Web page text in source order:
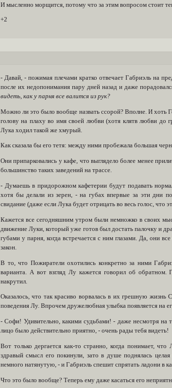
И мысленно морщится, потому что за этим вопросом стоит
+2
- Давай, - пожимая плечами кратко отвечает Габриэль на
после их недопонимания пару дней назад и даже
видеть, как у парня все валится из рук?
Можно ли это было вообще назвать ссорой? Вполне. И хоть
голову на плаху во имя своей любви (хотя клятв любви до
Лука ходил такой же хмурый.
Как сказала бы его тетя: между ними пробежала большая
Они припарковались у кафе, что выглядело более менее
большинство таких заведений на трассе.
- Думаешь в придорожном кафетерии будут подавать
хотя бы делали из зерен, - на губах впервые за эти дни
свидание (даже если Лука будет отрицать во весь голос, что
Кажется все сегодняшним утром были немножко в своих
движение Луки, который уже готов был достать палочку и
губами у парня, когда встречается с ним глазами. Да, они
закон.
В то, что Пожиратели охотились конкретно за ними
варианта. А вот взгляд Лу кажется говорил об обратном.
накрутил.
Оказалось, что так красиво ворвалась в их грешную
поведения Лу. Впрочем дружелюбная улыбка появляется на
- Софи! Удивительно, какими судьбами! - даже несмотря на
лицо было действительно приятно, - очень рады тебя видеть!
Вот только дергается как-то странно, когда понимает,
здравый смысл его покинули, зато в душе поднялась
немного натянутую, - и Габриэль спешит спрятать ладони в
Что это было вообще? Теперь ему даже касаться его